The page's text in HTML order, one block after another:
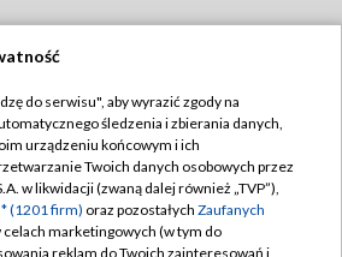
TVP
TVP
Regulamin TVP
prywatności
Moje zgody
do serwisu", aby wyrazić zgody na
śledzenia i zbierania danych,
urządzeniu końcowym i ich
Twoich danych osobowych przez
w likwidacji (zwaną dalej również „TVP”),
(1201 firm) oraz pozostałych Zaufanych
celach marketingowych (w tym do
reklam do Twoich zainteresowań i